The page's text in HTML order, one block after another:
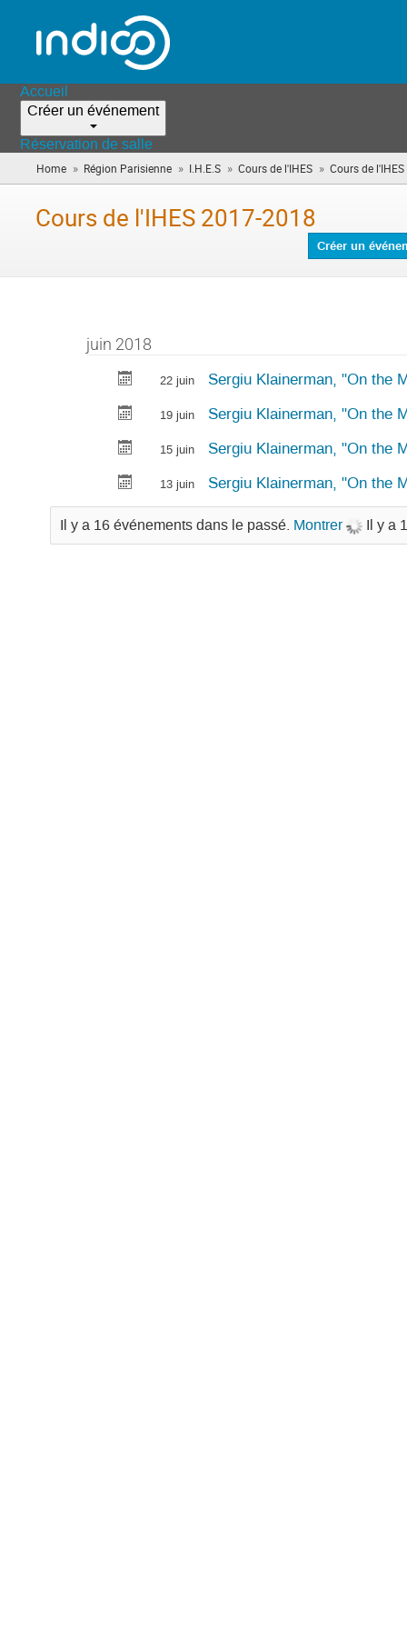
Accueil
Créer un événement
Réservation de salle
Home » Région Parisienne » I.H.E.S » Cours de l'IHES » Cours de
Cours de l'IHES 2017-2018
Créer un
juin 2018
22 juin Sergiu Klainerman, "On the
19 juin Sergiu Klainerman, "On the
15 juin Sergiu Klainerman, "On the
13 juin Sergiu Klainerman, "On the
Il y a 16 événements dans le passé. Montrer Il y a